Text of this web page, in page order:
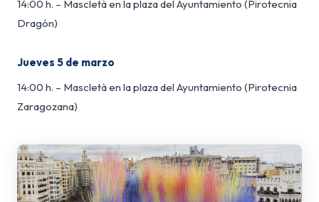
14:00 h. – Mascletà en la plaza del Ayuntamiento (Pirotecnia
Dragón)
Jueves 5 de marzo
14:00 h. – Mascletà en la plaza del Ayuntamiento (Pirotecnia
Zaragozana)